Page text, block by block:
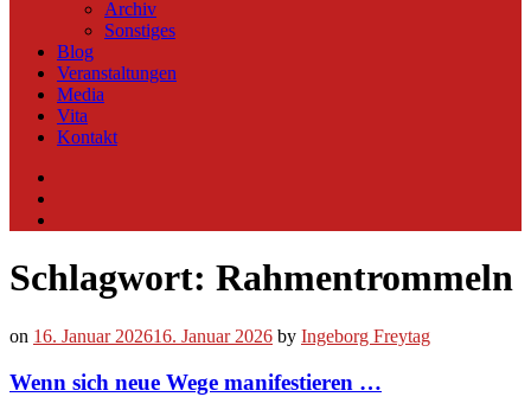
Archiv
Sonstiges
Blog
Veranstaltungen
Media
Vita
Kontakt
Schlagwort: Rahmentrommeln
on 16. Januar 202616. Januar 2026 by Ingeborg Freytag
Wenn sich neue Wege manifestieren …